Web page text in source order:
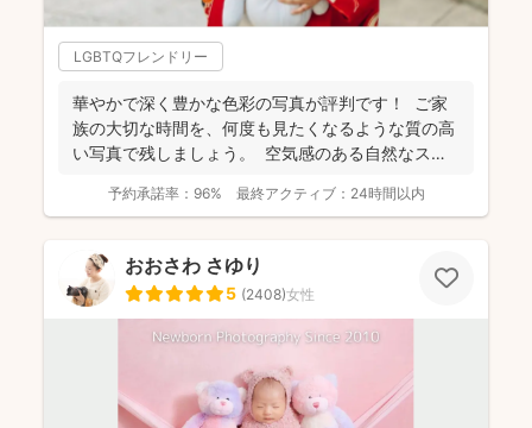
LGBTQフレンドリー
華やかで深く豊かな色彩の写真が評判です！ ご家
族の大切な時間を、何度も見たくなるような質の高
い写真で残しましょう。 空気感のある自然なスナ
予約承諾率： 96% 最終アクティブ： 24時間以内
おおさわ さゆり
5 (2408)女性